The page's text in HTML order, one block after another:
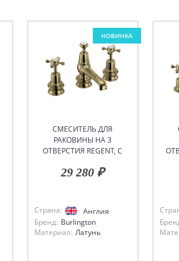
НОВИНКА
СМЕСИТЕЛЬ ДЛЯ
РАКОВИНЫ НА 3
ОТВЕРСТИЯ REGENT, С
29 280 ₽
Страна:
Англия
Бренд: Burlington
Материал: Латунь